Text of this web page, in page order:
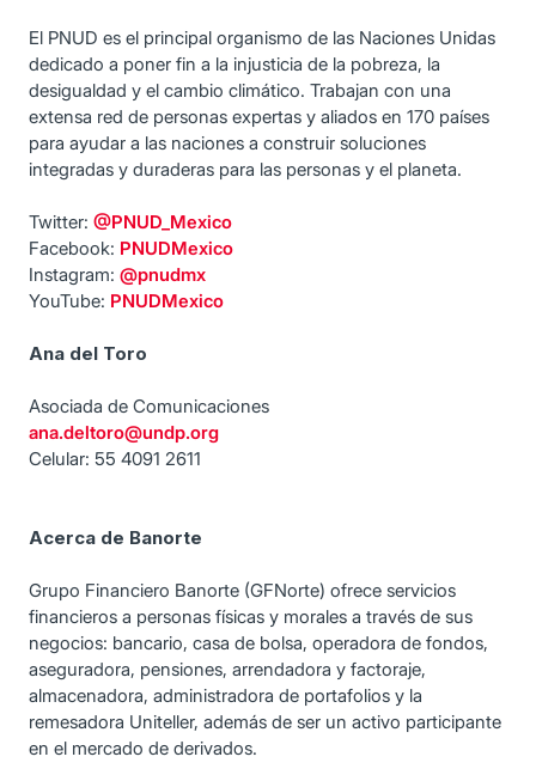
El PNUD es el principal organismo de las Naciones Unidas
dedicado a poner fin a la injusticia de la pobreza, la
desigualdad y el cambio climático. Trabajan con una
extensa red de personas expertas y aliados en 170 países
para ayudar a las naciones a construir soluciones
integradas y duraderas para las personas y el planeta.
Twitter: @PNUD_Mexico
Facebook: PNUDMexico
Instagram: @pnudmx
YouTube: PNUDMexico
Ana del Toro
Asociada de Comunicaciones
ana.deltoro@undp.org
Celular: 55 4091 2611
Acerca de Banorte
Grupo Financiero Banorte (GFNorte) ofrece servicios
financieros a personas físicas y morales a través de sus
negocios: bancario, casa de bolsa, operadora de fondos,
aseguradora, pensiones, arrendadora y factoraje,
almacenadora, administradora de portafolios y la
remesadora Uniteller, además de ser un activo participante
en el mercado de derivados.